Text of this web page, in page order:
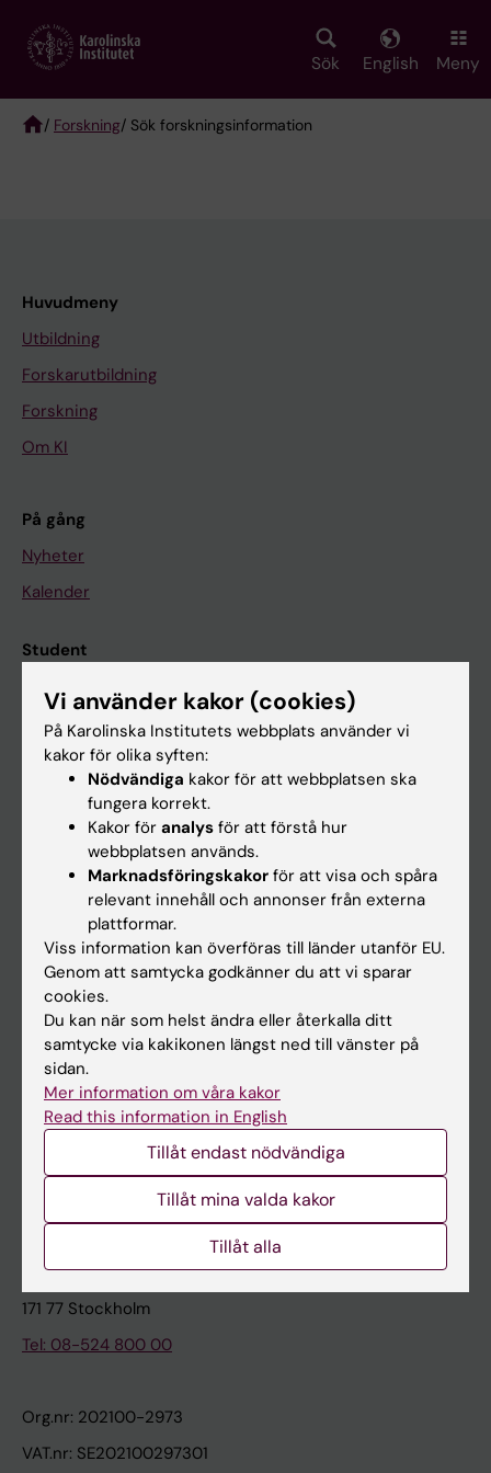
main
Sök English Meny
/ Forskning/ Sök forskningsinformation
Huvudmeny
Utbildning
Forskarutbildning
Forskning
Om KI
På gång
Nyheter
Kalender
Student
Ladok
Canvas
Schema
Studentmejlen
Kurs- och programwebbar
Student på KI
Medarbetare
Medarbetarportalen
Kontakta och besök KI
Universitetsbiblioteket
Stöd forskning och utbildning
Karolinska Institutet Innovation
Kontakta presstjänsten
Karolinska Institutet
171 77 Stockholm
Tel: 08-524 800 00
Org.nr: 202100-2973
VAT.nr: SE202100297301
Vi använder kakor (cookies)
På Karolinska Institutets webbplats använder vi
kakor för olika syften:
Nödvändiga kakor för att webbplatsen ska
fungera korrekt.
Kakor för analys för att förstå hur
webbplatsen används.
Marknadsföringskakor för att visa och spåra
relevant innehåll och annonser från externa
plattformar.
Viss information kan överföras till länder utanför EU.
Genom att samtycka godkänner du att vi sparar
cookies.
Du kan när som helst ändra eller återkalla ditt
samtycke via kakikonen längst ned till vänster på
sidan.
Mer information om våra kakor
Read this information in English
Tillåt endast nödvändiga
Tillåt mina valda kakor
Tillåt alla